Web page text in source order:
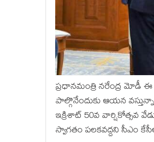
ప్రధానమంత్రి న‌రేంద్ర‌ మోడీ ఈ
పాల్గొనేందుకు ఆయ‌న
ఇక్రిశాట్ 50వ వార్షికోత్సవ
స్వాగ‌తం ప‌ల‌క‌వ‌ద్ద‌ని సీఎం